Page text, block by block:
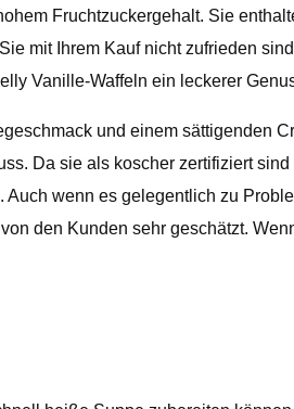
Fruchtzuckergehalt. Sie
mit Ihrem Kauf nicht zufrieden
Vanille-Waffeln ein leckerer
und einem sättigenden
Da sie als koscher zertifiziert
wenn es gelegentlich zu
den Kunden sehr geschätzt.